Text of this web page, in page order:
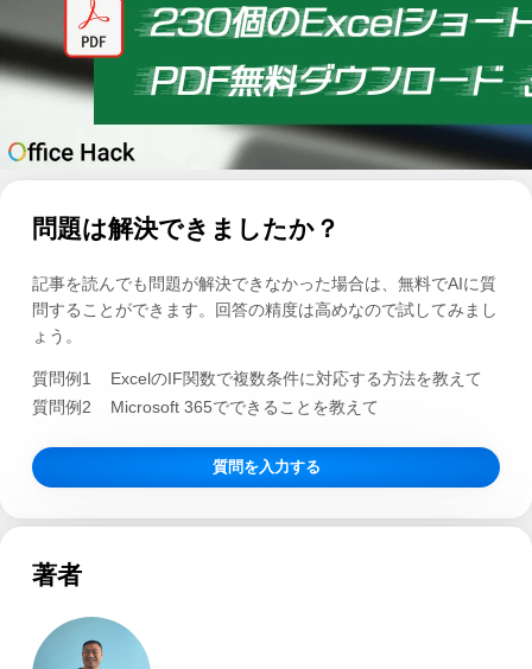
問題は解決できましたか？
記事を読んでも問題が解決できなかった場合は、無料でAIに質
問することができます。回答の精度は高めなので試してみまし
ょう。
質問例1
ExcelのIF関数で複数条件に対応する方法を教えて
質問例2
Microsoft 365でできることを教えて
質問を入力する
著者